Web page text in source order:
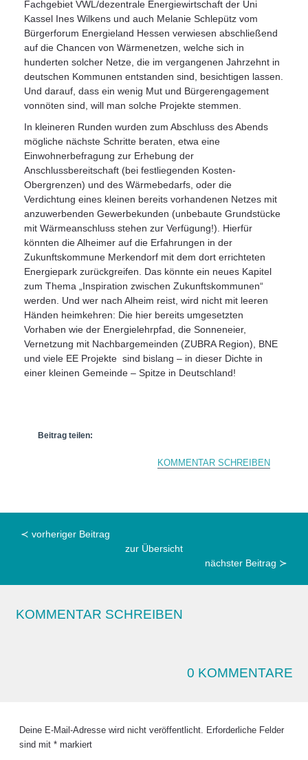
Fachgebiet VWL/dezentrale Energiewirtschaft der Uni
Kassel Ines Wilkens und auch Melanie Schlepütz vom
Bürgerforum Energieland Hessen verwiesen abschließend
auf die Chancen von Wärmenetzen, welche sich in
hunderten solcher Netze, die im vergangenen Jahrzehnt in
deutschen Kommunen entstanden sind, besichtigen lassen.
Und darauf, dass ein wenig Mut und Bürgerengagement
vonnöten sind, will man solche Projekte stemmen.
In kleineren Runden wurden zum Abschluss des Abends
mögliche nächste Schritte beraten, etwa eine
Einwohnerbefragung zur Erhebung der
Anschlussbereitschaft (bei festliegenden Kosten-
Obergrenzen) und des Wärmebedarfs, oder die
Verdichtung eines kleinen bereits vorhandenen Netzes mit
anzuwerbenden Gewerbekunden (unbebaute Grundstücke
mit Wärmeanschluss stehen zur Verfügung!). Hierfür
könnten die Alheimer auf die Erfahrungen in der
Zukunftskommune Merkendorf mit dem dort errichteten
Energiepark zurückgreifen. Das könnte ein neues Kapitel
zum Thema „Inspiration zwischen Zukunftskommunen“
werden. Und wer nach Alheim reist, wird nicht mit leeren
Händen heimkehren: Die hier bereits umgesetzten
Vorhaben wie der Energielehrpfad, die Sonneneier,
Vernetzung mit Nachbargemeinden (ZUBRA Region), BNE
und viele EE Projekte sind bislang – in dieser Dichte in
einer kleinen Gemeinde – Spitze in Deutschland!
Beitrag teilen:
KOMMENTAR SCHREIBEN
≺ vorheriger Beitrag
zur Übersicht
nächster Beitrag ≻
KOMMENTAR SCHREIBEN
0 KOMMENTARE
Deine E-Mail-Adresse wird nicht veröffentlicht.
Erforderliche Felder
sind mit *markiert